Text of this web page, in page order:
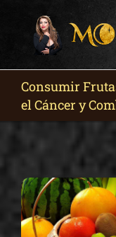
Consumir
el Cáncer y